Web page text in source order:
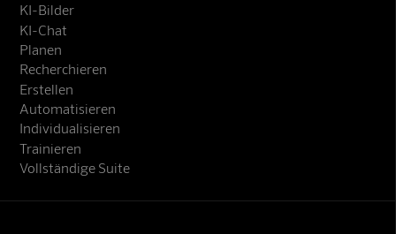
KI-Bilder
KI-Chat
Planen
Recherchieren
Erstellen
Automatisieren
Individualisieren
Trainieren
Vollständige Suite